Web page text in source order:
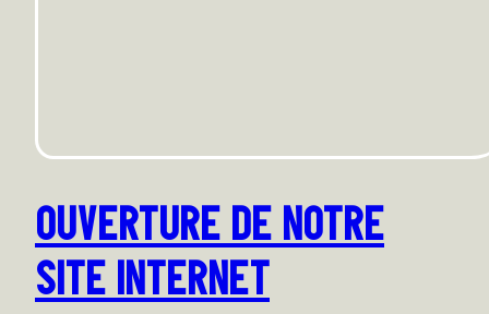
OUVERTURE DE NOTRE
SITE INTERNET